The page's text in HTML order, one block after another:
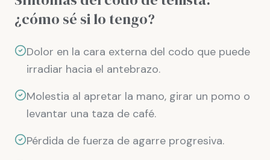
¿cómo sé si lo tengo?
Dolor en la cara externa del codo que puede
irradiar hacia el antebrazo.
Molestia al apretar la mano, girar un pomo o
levantar una taza de café.
Pérdida de fuerza de agarre progresiva.